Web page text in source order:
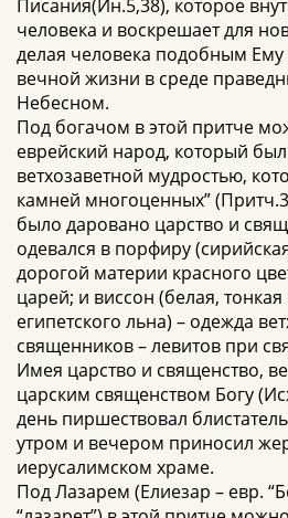
Писания(Ин.5,38), которое
человека и воскрешает для
делая человека подобным
вечной жизни в среде
Небесном.
Под богачом в этой притче
еврейский народ, который
ветхозаветной мудростью,
камней многоценных”
было даровано царство и
одевался в порфиру
дорогой материи красного
царей; и виссон (белая,
египетского льна) – одежда
священников – левитов при
Имея царство и священство,
царским священством Богу
день пиршествовал
утром и вечером приносил
иерусалимском храме.
Под Лазарем (Елиезар – евр.